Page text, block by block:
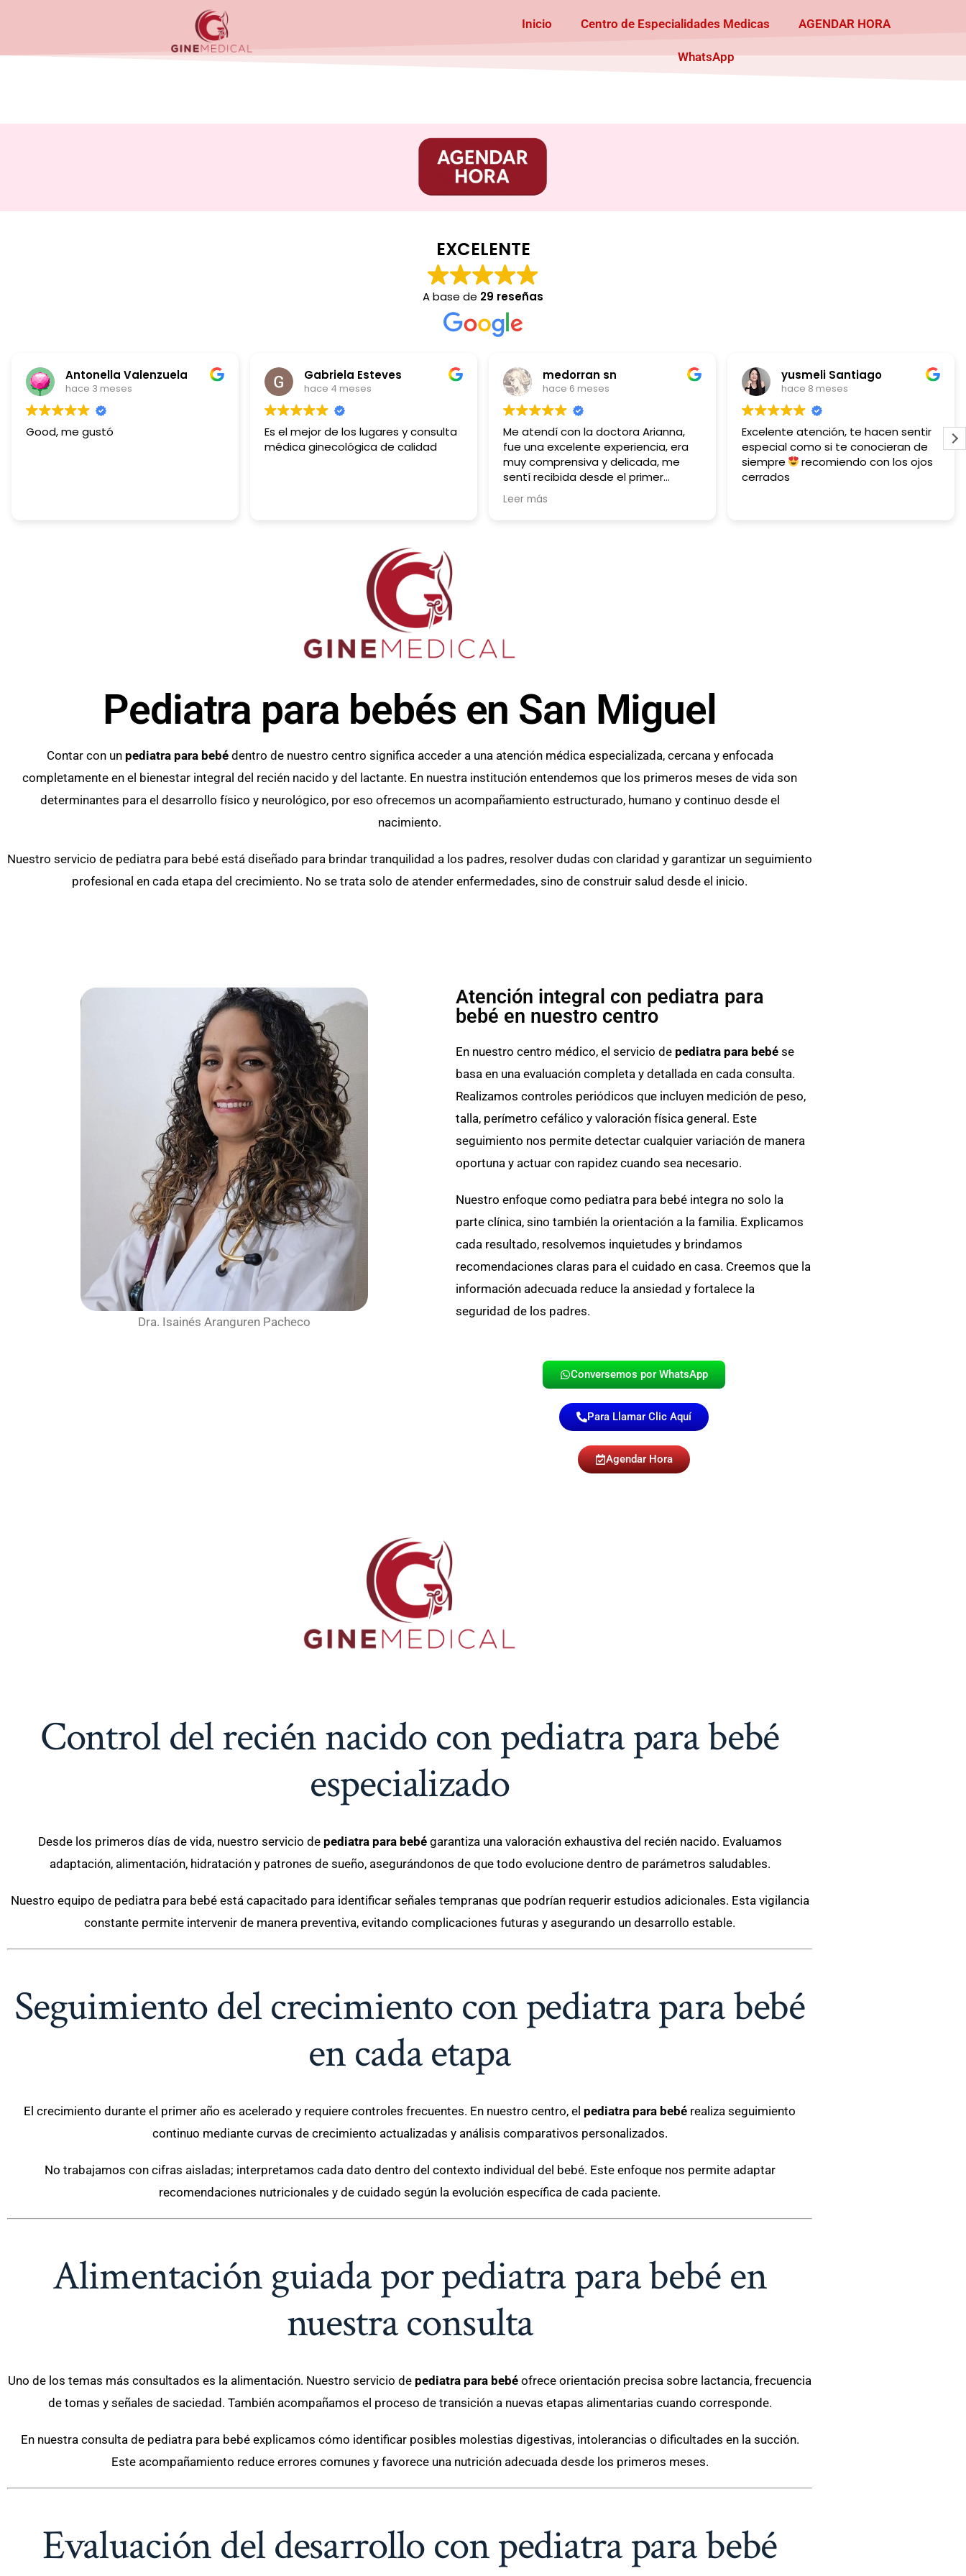
Inicio Centro de Especialidades Medicas AGENDAR HORA
WhatsApp
EXCELENTE
A base de 29 reseñas
Antonella Valenzuela
hace 3 meses
Good, me gustó
Gabriela Esteves
hace 4 meses
Es el mejor de los lugares y consulta
médica ginecológica de calidad
medorran sn
hace 6 meses
Me atendí con la doctora Arianna,
fue una excelente experiencia, era
muy comprensiva y delicada, me
sentí recibida desde el primer
momento, me inspiro mucha
confianza desde que puse pie en su
Leer más
yusmeli Santiago
hace 8 meses
Excelente atención, te hacen sentir
especial como si te conocieran de
siempre
recomiendo con los ojos
cerrados
Pediatra para bebés en San Miguel
Contar con un pediatra para bebédentro de nuestro centro significa acceder a una atención médica especializada, cercana y enfocada
completamente en el bienestar integral del recién nacido y del lactante. En nuestra institución entendemos que los primeros meses de vida son
determinantes para el desarrollo físico y neurológico, por eso ofrecemos un acompañamiento estructurado, humano y continuo desde el
nacimiento.
Nuestro servicio de pediatra para bebé está diseñado para brindar tranquilidad a los padres, resolver dudas con claridad y garantizar un seguimiento
profesional en cada etapa del crecimiento. No se trata solo de atender enfermedades, sino de construir salud desde el inicio.
Dra. Isainés Aranguren Pacheco
Atención integral con pediatra para
bebé en nuestro centro
En nuestro centro médico, el servicio de pediatra para bebé se
basa en una evaluación completa y detallada en cada consulta.
Realizamos controles periódicos que incluyen medición de peso,
talla, perímetro cefálico y valoración física general. Este
seguimiento nos permite detectar cualquier variación de manera
oportuna y actuar con rapidez cuando sea necesario.
Nuestro enfoque como pediatra para bebé integra no solo la
parte clínica, sino también la orientación a la familia. Explicamos
cada resultado, resolvemos inquietudes y brindamos
recomendaciones claras para el cuidado en casa. Creemos que la
información adecuada reduce la ansiedad y fortalece la
seguridad de los padres.
Conversemos por WhatsApp
Para Llamar Clic Aquí
Agendar Hora
Control del recién nacido con pediatra para bebé
especializado
Desde los primeros días de vida, nuestro servicio de pediatra para bebégarantiza una valoración exhaustiva del recién nacido. Evaluamos
adaptación, alimentación, hidratación y patrones de sueño, asegurándonos de que todo evolucione dentro de parámetros saludables.
Nuestro equipo de pediatra para bebé está capacitado para identificar señales tempranas que podrían requerir estudios adicionales. Esta vigilancia
constante permite intervenir de manera preventiva, evitando complicaciones futuras y asegurando un desarrollo estable.
Seguimiento del crecimiento con pediatra para bebé
en cada etapa
El crecimiento durante el primer año es acelerado y requiere controles frecuentes. En nuestro centro, el pediatra para bebé realiza seguimiento
continuo mediante curvas de crecimiento actualizadas y análisis comparativos personalizados.
No trabajamos con cifras aisladas; interpretamos cada dato dentro del contexto individual del bebé. Este enfoque nos permite adaptar
recomendaciones nutricionales y de cuidado según la evolución específica de cada paciente.
Alimentación guiada por pediatra para bebé en
nuestra consulta
Uno de los temas más consultados es la alimentación. Nuestro servicio de pediatra para bebé ofrece orientación precisa sobre lactancia, frecuencia
de tomas y señales de saciedad. También acompañamos el proceso de transición a nuevas etapas alimentarias cuando corresponde.
En nuestra consulta de pediatra para bebé explicamos cómo identificar posibles molestias digestivas, intolerancias o dificultades en la succión.
Este acompañamiento reduce errores comunes y favorece una nutrición adecuada desde los primeros meses.
Evaluación del desarrollo con pediatra para bebé